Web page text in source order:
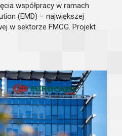
współpracy w ramach
(EMD) – największej
w sektorze FMCG. Projekt
podmioty
partnerów
podpisana 21 maja 2026 r.